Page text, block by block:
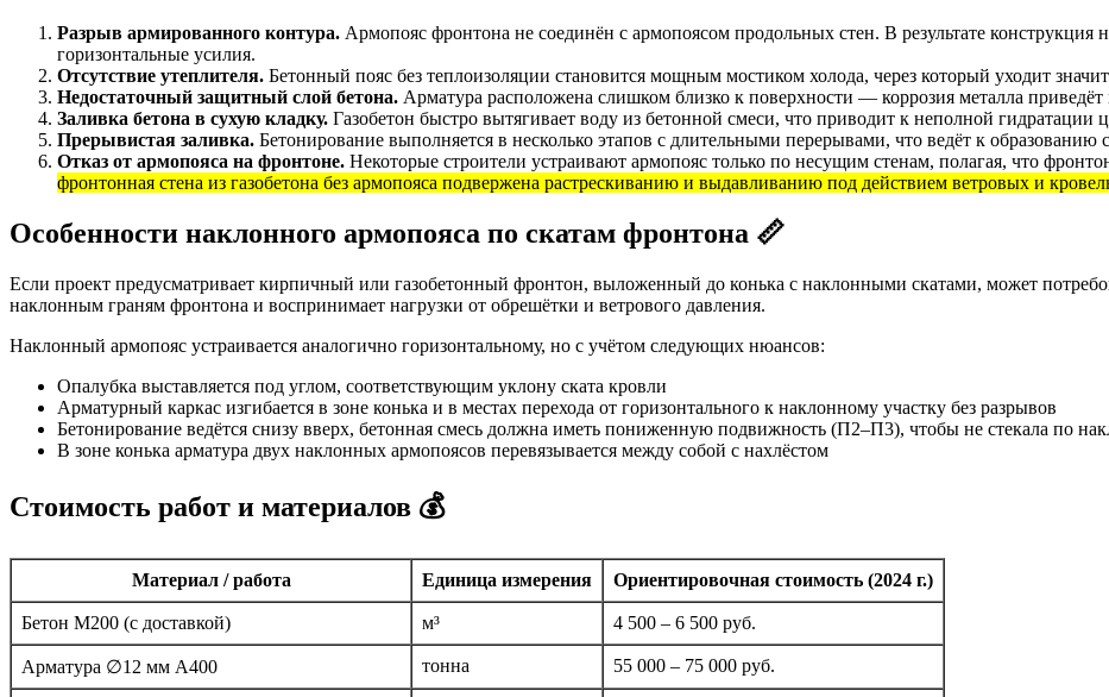
Разрыв армированного контура. Армопояс фронтона не соединён с армопоясом продольных стен. В результате конструкция
горизонтальные усилия.
Отсутствие утеплителя. Бетонный пояс без теплоизоляции становится мощным мостиком холода, через который уходит
Недостаточный защитный слой бетона. Арматура расположена слишком близко к поверхности — коррозия металла
Заливка бетона в сухую кладку. Газобетон быстро вытягивает воду из бетонной смеси, что приводит к неполной
Прерывистая заливка. Бетонирование выполняется в несколько этапов с длительными перерывами, что ведёт к образованию
Отказ от армопояса на фронтоне. Некоторые строители устраивают армопояс только по несущим стенам, полагая, что
фронтонная стена из газобетона без армопояса подвержена растрескиванию и выдавливанию под действием ветровых и
Особенности наклонного армопояса по скатам фронтона 📏
Если проект предусматривает кирпичный или газобетонный фронтон, выложенный до конька с наклонными скатами, может
наклонным граням фронтона и воспринимает нагрузки от обрешётки и ветрового давления.
Наклонный армопояс устраивается аналогично горизонтальному, но с учётом следующих нюансов:
Опалубка выставляется под углом, соответствующим уклону ската кровли
Арматурный каркас изгибается в зоне конька и в местах перехода от горизонтального к наклонному участку без разрывов
Бетонирование ведётся снизу вверх, бетонная смесь должна иметь пониженную подвижность (П2–П3), чтобы не стекала по
В зоне конька арматура двух наклонных армопоясов перевязывается между собой с нахлёстом
Стоимость работ и материалов 💰
Материал / работа Единица измерения Ориентировочная стоимость (2024 г.)
Бетон М200 (с доставкой) м³ 4 500 – 6 500 руб.
Арматура ∅12 мм A400 тонна 55 000 – 75 000 руб.